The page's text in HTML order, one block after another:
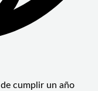
cumplir un año